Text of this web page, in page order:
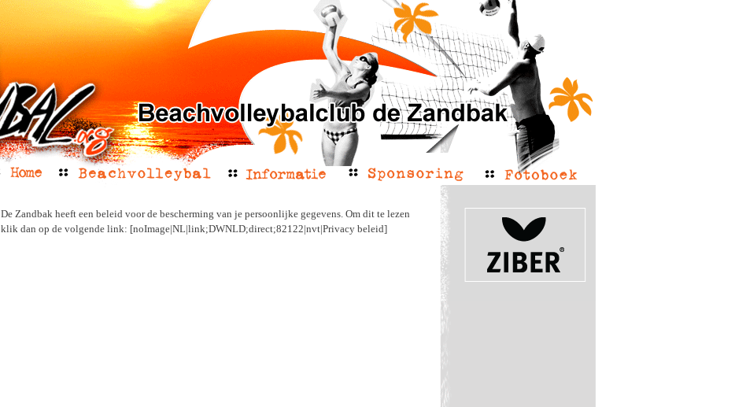
De Zandbak heeft een beleid voor de bescherming van je persoonlijke gegevens. Om dit te lezen
klik dan op de volgende link: [noImage|NL|link;DWNLD;direct;82122|nvt|Privacy beleid]